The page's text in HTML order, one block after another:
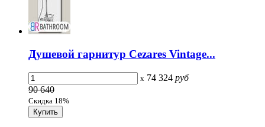
Душевой гарнитур Cezares Vintage...
x 74 324 руб
90 640
Скидка 18%